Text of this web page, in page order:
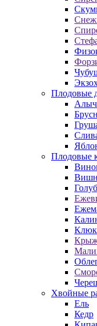
Плодовые
Плодовые
Хвойные
Ель
Кедр